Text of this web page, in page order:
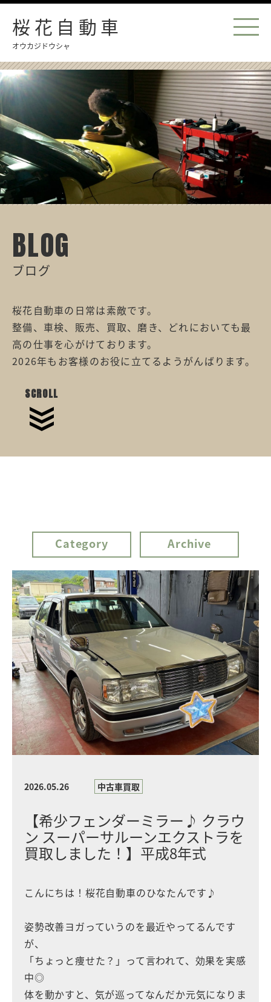
桜花自動車
オウカジドウシャ
BLOG
ブログ
桜花自動車の日常は素敵です。
整備、車検、販売、買取、磨き、どれにおいても最
高の仕事を心がけております。
2026年もお客様のお役に立てるようがんばります。
SCROLL
Category Archive
2026.05.26 中古車買取
【希少フェンダーミラー♪ クラウ
ン スーパーサルーンエクストラを
買取しました！】平成8年式
こんにちは！桜花自動車のひなたんです♪
姿勢改善ヨガっていうのを最近やってるんです
が、
「ちょっと痩せた？」って言われて、効果を実感
中◎
体を動かすと、気が巡ってなんだか元気になりま